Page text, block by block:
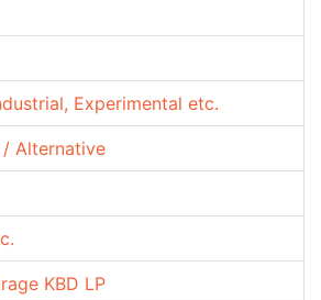
Experimental etc.
/ Alternative
KBD LP